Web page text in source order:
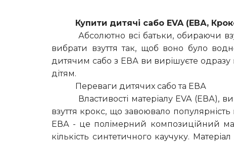
Купити дитячі сабо EVA (ЕВА,
Абсолютно всі батьки, обираючи
вибрати взуття так, щоб воно було
дитячим сабо з ЕВА ви вирішуєте одразу
дітям.
Переваги дитячих сабо та ЕВА
Властивості матеріалу EVA (ЕВА),
взуття крокс, що завоювало
ЕВА - це полімерний композиційний
кількість синтетичного каучуку.